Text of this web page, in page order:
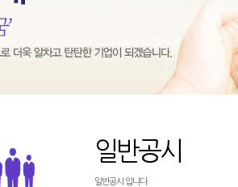
일반공시
일반공시 입니다.